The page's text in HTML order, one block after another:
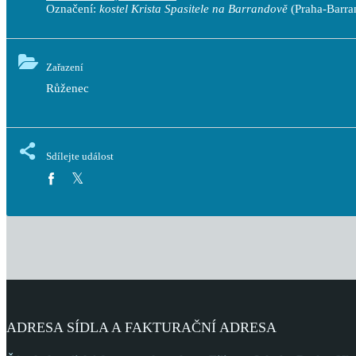
Označení: kostel Krista Spasitele na Barrandově (Praha-
Zařazení
Růženec
Sdílejte událost
ADRESA SÍDLA A FAKTURAČNÍ ADRESA